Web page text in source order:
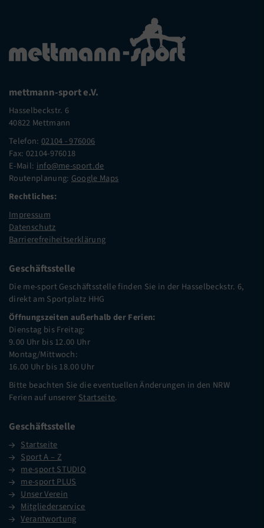
mettmann-sport e.V.
Hasselbeckstr. 6
40822 Mettmann
Telefon: 02104 - 976006
Fax: 02104-976018
E-Mail:info@me-sport.de
Routenplanung: Google Maps
Rechtliches:
Impressum
Datenschutz
Barrierefreiheitserklärung
Geschäftsstelle
Die me-sport Geschäftsstelle finden Sie in der Hasselbeckstr. 6,
direkt am Sportplatz HHG
Öffnungszeiten außerhalb der Ferien:
Dienstag bis Freitag:
9.00 Uhr bis 12.00 Uhr
Montag/Mittwoch:
16.00 Uhr bis 18.00 Uhr
Bitte beachten Sie die eventuellen Änderungen in den NRW
Ferien auf unsererStartseite.
Geschäftsstelle
Startseite
Sport A – Z
me-sport STUDIO
me-sport PLUS
Unser Verein
Mitgliederservice
Verantwortung